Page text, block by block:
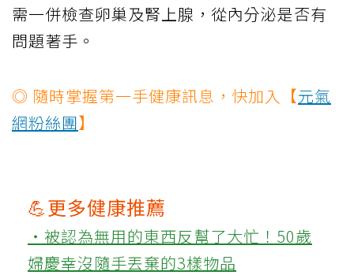
需一併檢查卵巢及腎上腺，從內分泌是否有
問題著手。
◎ 隨時掌握第一手健康訊息，快加入【元氣
網粉絲團】
💪更多健康推薦
‧被認為無用的東西反幫了大忙！50歲
婦慶幸沒隨手丟棄的3樣物品